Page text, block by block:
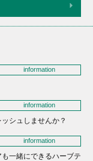
information
information
シュしませんか？
information
一緒にできるハーブテ